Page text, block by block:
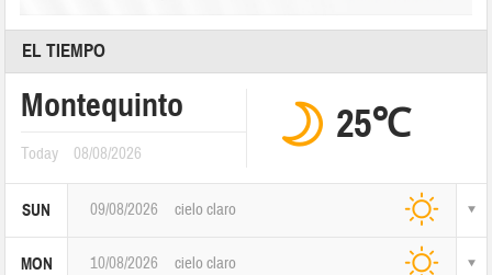
EL TIEMPO
Montequinto
Today 08/08/2026
25℃
SUN 09/08/2026 cielo claro
MON 10/08/2026 cielo claro